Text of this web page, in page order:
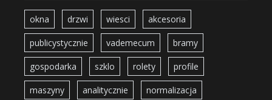
okna drzwi wiesci akcesoria
publicystycznie vademecum bramy
gospodarka szklo rolety profile
maszyny analitycznie normalizacja